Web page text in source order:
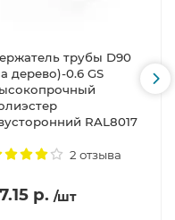
трубы D90
дерево)-0.6 GS
RAL8017
2 отзыва
р. /шт